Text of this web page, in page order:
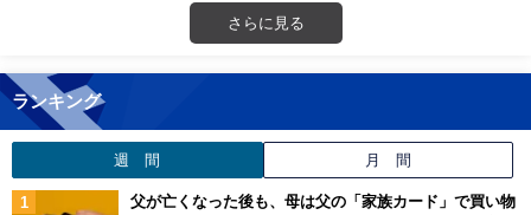
さらに見る
ランキング
週 間 月 間
父が亡くなった後も、母は父の「家族カード」で買い物